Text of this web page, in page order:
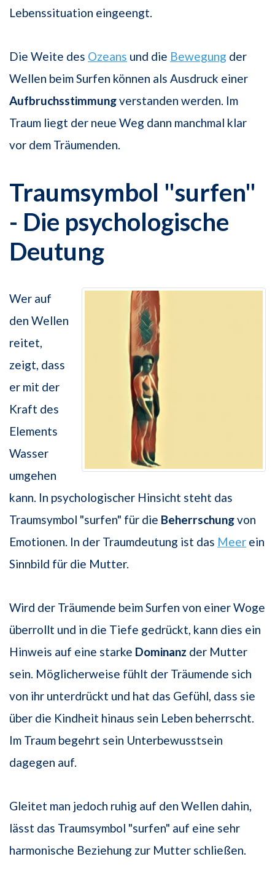
Lebenssituation eingeengt.
Die Weite des Ozeans und die Bewegung der
Wellen beim Surfen können als Ausdruck einer
Aufbruchsstimmungverstanden werden. Im
Traum liegt der neue Weg dann manchmal klar
vor dem Träumenden.
Traumsymbol "surfen"
- Die psychologische
Deutung
Wer auf
den Wellen
reitet,
zeigt, dass
er mit der
Kraft des
Elements
Wasser
umgehen
kann. In psychologischer Hinsicht steht das
Traumsymbol "surfen" für die Beherrschungvon
Emotionen. In der Traumdeutung ist das Meer ein
Sinnbild für die Mutter.
Wird der Träumende beim Surfen von einer Woge
überrollt und in die Tiefe gedrückt, kann dies ein
Hinweis auf eine starke Dominanz der Mutter
sein. Möglicherweise fühlt der Träumende sich
von ihr unterdrückt und hat das Gefühl, dass sie
über die Kindheit hinaus sein Leben beherrscht.
Im Traum begehrt sein Unterbewusstsein
dagegen auf.
Gleitet man jedoch ruhig auf den Wellen dahin,
lässt das Traumsymbol "surfen" auf eine sehr
harmonische Beziehung zur Mutter schließen.